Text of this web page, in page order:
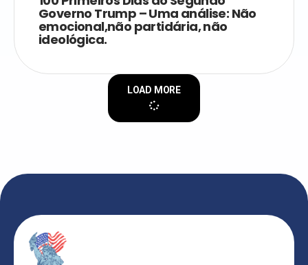
Governo Trump – Uma análise: Não
emocional,não partidária, não
ideológica.
LOAD MORE